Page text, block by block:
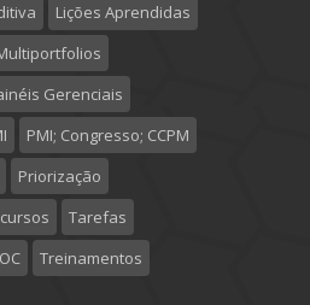
Lições Aprendidas
Gerenciais
PMI; Congresso; CCPM
Priorização
Tarefas
Treinamentos